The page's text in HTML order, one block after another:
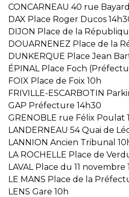
CONCARNEAU 40 rue
DAX Place Roger Ducos
DIJON Place de la
DOUARNENEZ Place de la
DUNKERQUE Place Jean
ÉPINAL Place Foch
FOIX Place de Foix 10h
FRIVILLE-ESCARBOTIN
GAP Préfecture 14h30
GRENOBLE rue Félix Poulat
LANDERNEAU 54 Quai de
LANNION Ancien Tribunal
LA ROCHELLE Place de
LAVAL Place du 11 novembre
LE MANS Place de la
LENS Gare 10h